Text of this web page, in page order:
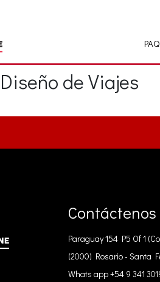
de Viajes
Contáctenos
Paraguay 154 P5 Of 1
(2000) Rosario - Santa
Whats app +54 9 341